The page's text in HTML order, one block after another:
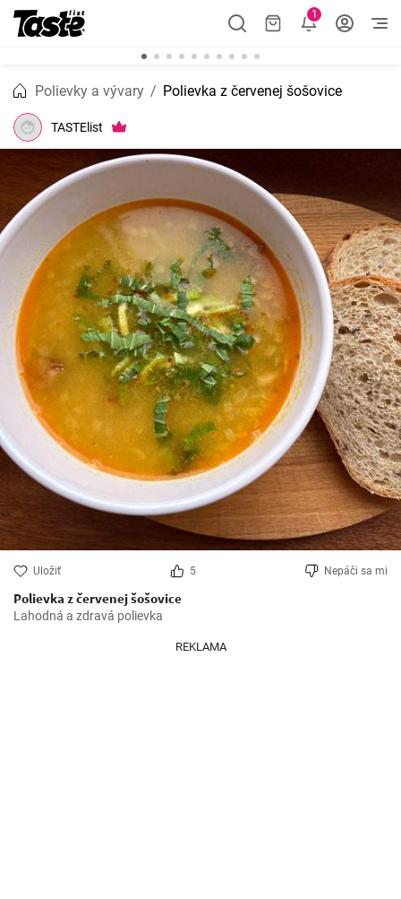
1
Polievky a vývary Polievka z červenej šošovice
TASTElist
Uložiť 5 Nepáči sa mi
Polievka z červenej šošovice
Lahodná a zdravá polievka
REKLAMA